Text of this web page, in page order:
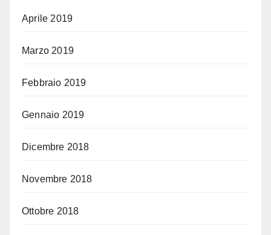
Aprile 2019
Marzo 2019
Febbraio 2019
Gennaio 2019
Dicembre 2018
Novembre 2018
Ottobre 2018